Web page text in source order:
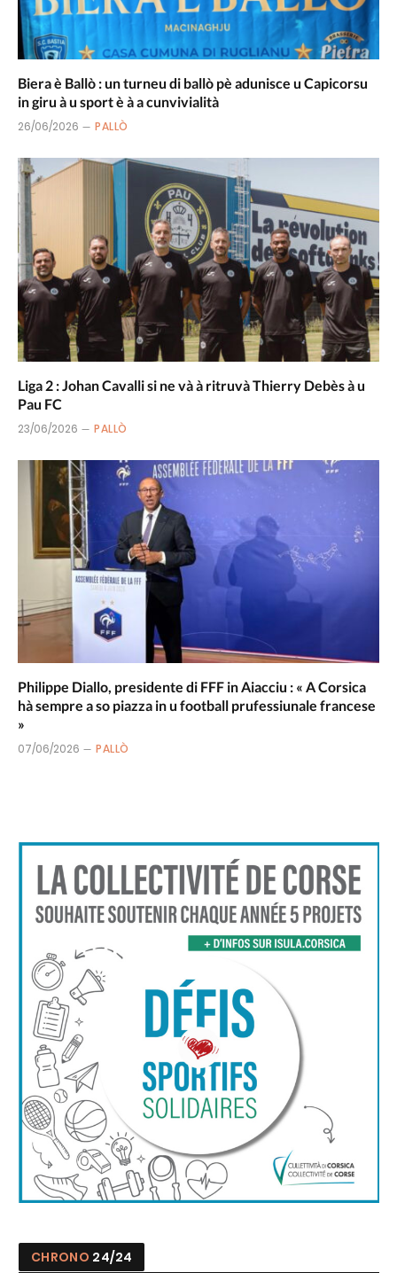
Biera è Ballò : un turneu di ballò pè adunisce u Capicorsu
in giru à u sport è à a cunvivialità
26/06/2026 PALLÒ
Liga 2 : Johan Cavalli si ne và à ritruvà Thierry Debès à u
Pau FC
23/06/2026 PALLÒ
Philippe Diallo, presidente di FFF in Aiacciu : « A Corsica
hà sempre a so piazza in u football prufessiunale francese
»
07/06/2026 PALLÒ
CHRONO 24/24